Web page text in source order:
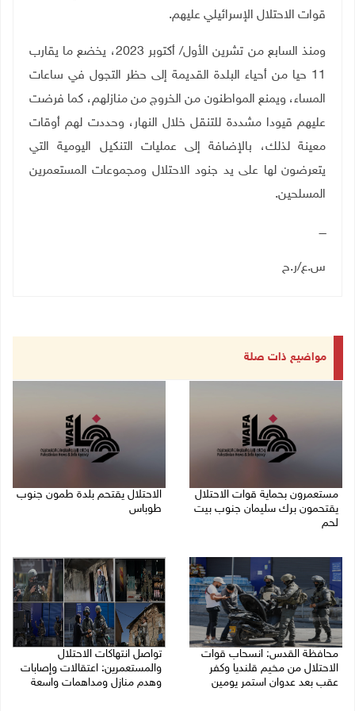
قوات الاحتلال الإسرائيلي عليهم.
ومنذ السابع من تشرين الأول/ أكتوبر 2023، يخضع ما يقارب
11 حيا من أحياء البلدة القديمة إلى حظر التجول في ساعات
المساء، ويمنع المواطنون من الخروج من منازلهم، كما فرضت
عليهم قيودا مشددة للتنقل خلال النهار، وحددت لهم أوقات
معينة لذلك، بالإضافة إلى عمليات التنكيل اليومية التي
يتعرضون لها على يد جنود الاحتلال ومجموعات المستعمرين
المسلحين.
ــــ
س.ع/ر.ح
مواضيع ذات صلة
مستعمرون بحماية قوات الاحتلال
يقتحمون برك سليمان جنوب بيت
لحم
الاحتلال يقتحم بلدة طمون جنوب
طوباس
محافظة القدس: انسحاب قوات
الاحتلال من مخيم قلنديا وكفر
عقب بعد عدوان استمر يومين
تواصل انتهاكات الاحتلال
والمستعمرين: اعتقالات وإصابات
وهدم منازل ومداهمات واسعة